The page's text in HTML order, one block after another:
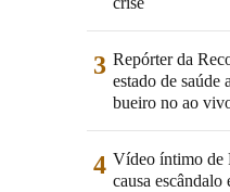
3 Repórter da
estado de saúde
bueiro no ao
4 Vídeo íntimo de
causa